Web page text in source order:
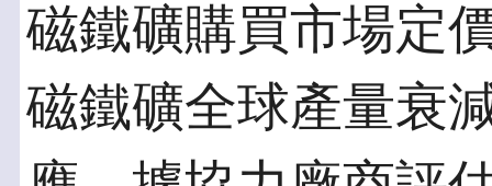
磁鐵礦購買市場定
磁鐵礦全球產量衰